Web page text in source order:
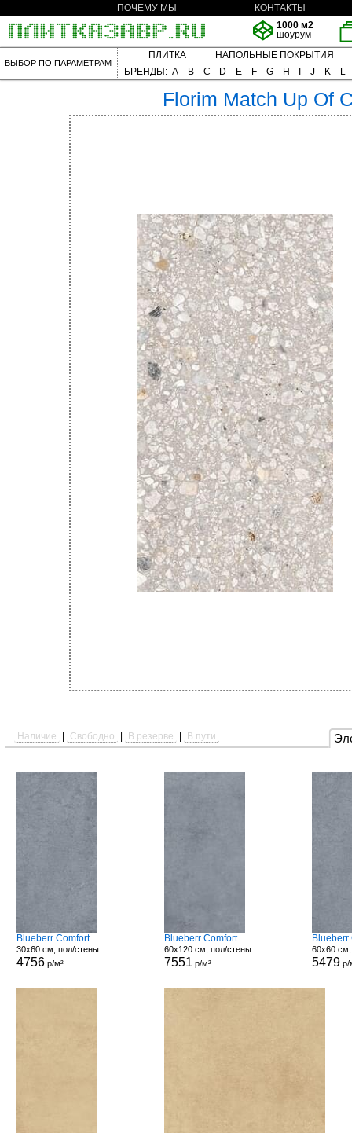
ПОЧЕМУ МЫ
КОНТАКТЫ
1000 м2
шоурум
ВЫБОР ПО ПАРАМЕТРАМ
ПЛИТКА
НАПОЛЬНЫЕ ПОКРЫТИЯ
БРЕНДЫ: A B C D E F G H J K L
Florim Match Up Of
Наличие Свободно В резерве В пути
Blueberr Comfort
30x60 см, пол/стены
4756р/м²
Blueberr Comfort
60x120 см, пол/стены
7551 р/м²
Blueberr
60x60
5479 р/